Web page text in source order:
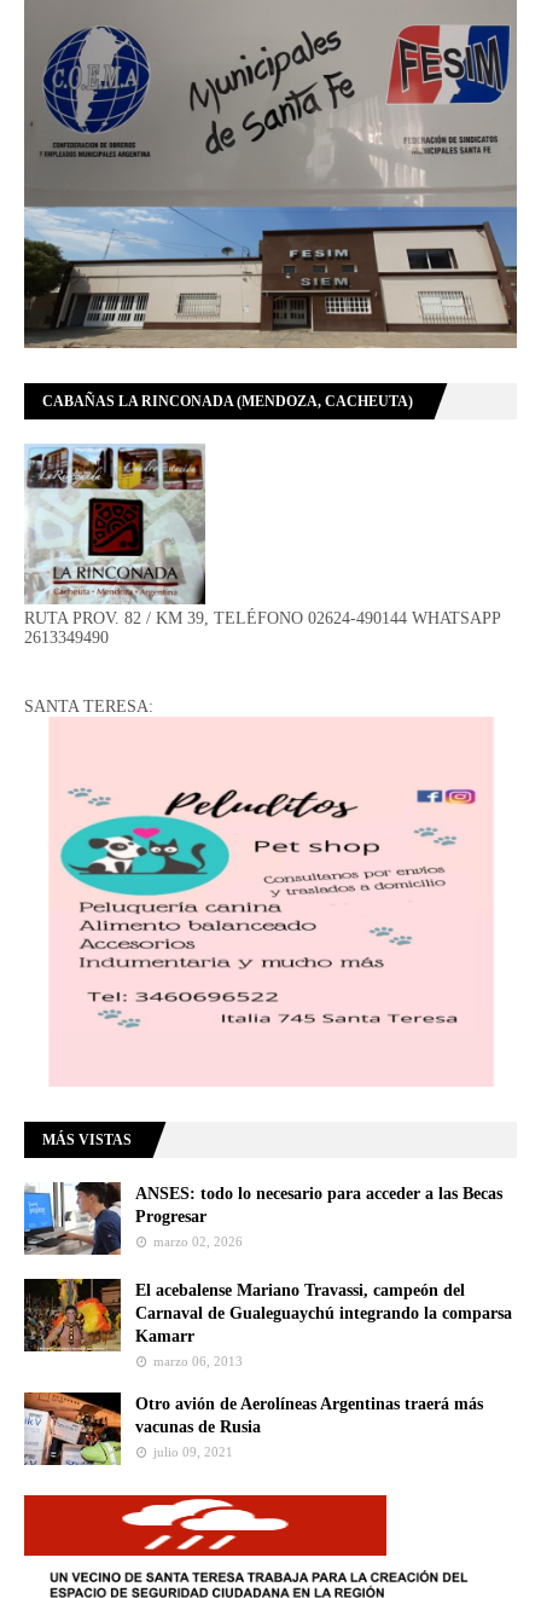
CABAÑAS LA RINCONADA (MENDOZA, CACHEUTA)
RUTA PROV. 82 / KM 39, TELÉFONO 02624-490144 WHATSAPP
2613349490
SANTA TERESA:
MÁS VISTAS
ANSES: todo lo necesario para acceder a las Becas
Progresar
marzo 02, 2026
El acebalense Mariano Travassi, campeón del
Carnaval de Gualeguaychú integrando la comparsa
Kamarr
marzo 06, 2013
Otro avión de Aerolíneas Argentinas traerá más
vacunas de Rusia
julio 09, 2021